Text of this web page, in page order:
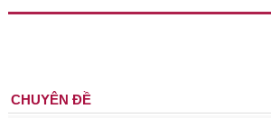
CHUYÊN ĐỀ